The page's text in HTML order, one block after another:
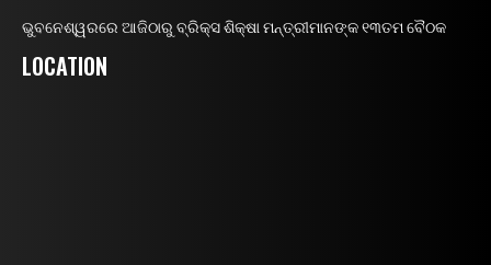
ଭୁବନେଶ୍ୱରରେ ଆଜିଠାରୁ ବ୍ରିକ୍ସ ଶିକ୍ଷା ମନ୍ତ୍ରୀମାନଙ୍କ ୧୩ତମ ବୈଠକ
LOCATION